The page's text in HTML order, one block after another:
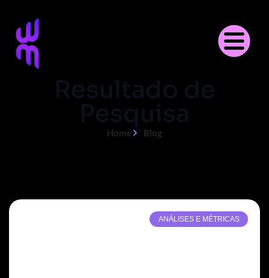
Resultado de
Pesquisa
Home Blog
ANÁLISES E MÉTRICAS